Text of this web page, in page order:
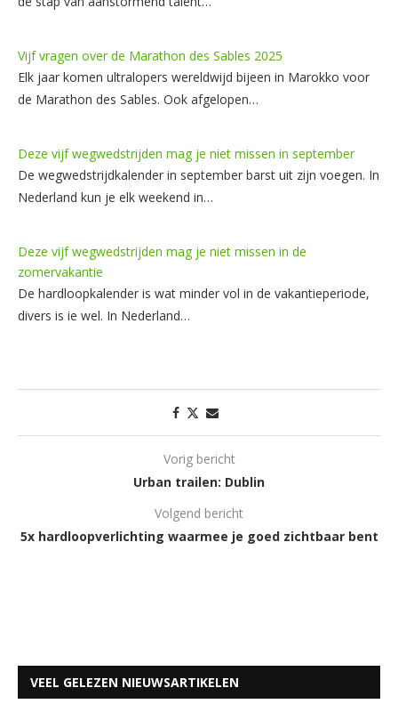
Vijf vragen over de Marathon des Sables 2025
Elk jaar komen ultralopers wereldwijd bijeen in Marokko voor
de Marathon des Sables. Ook afgelopen…
Deze vijf wegwedstrijden mag je niet missen in september
De wegwedstrijdkalender in september barst uit zijn voegen. In
Nederland kun je elk weekend in…
Deze vijf wegwedstrijden mag je niet missen in de
zomervakantie
De hardloopkalender is wat minder vol in de vakantieperiode,
divers is ie wel. In Nederland…
Vorig bericht
Urban trailen: Dublin
Volgend bericht
5x hardloopverlichting waarmee je goed zichtbaar bent
VEEL GELEZEN NIEUWSARTIKELEN